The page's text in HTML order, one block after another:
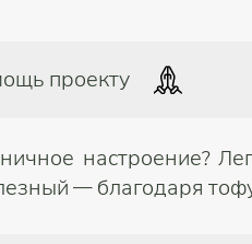
проекту
настроение?
— благодаря